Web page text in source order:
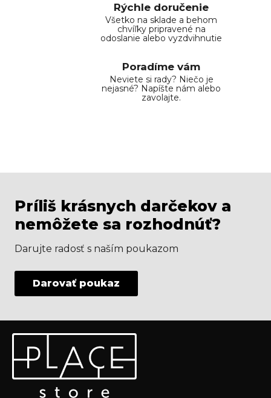
Rýchle doručenie
Všetko na sklade a behom
chvíľky pripravené na
odoslanie alebo vyzdvihnutie
Poradíme vám
Neviete si rady? Niečo je
nejasné? Napíšte nám alebo
zavolajte.
Príliš krásnych darčekov a
nemôžete sa rozhodnúť?
Darujte radosť s naším poukazom
Darovať poukaz
Odoberať newsletter
Vložte svoj e-mail a my Vám budeme zasielať informácie
o nových produktoch na našom e-shope.